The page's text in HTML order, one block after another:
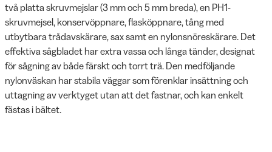
två platta skruvmejslar (3 mm och 5 mm breda), en PH1-
skruvmejsel, konservöppnare, flasköppnare, tång med
utbytbara trådavskärare, sax samt en nylonsnöreskärare. Det
effektiva sågbladet har extra vassa och långa tänder, designat
för sågning av både färskt och torrt trä. Den medföljande
nylonväskan har stabila väggar som förenklar insättning och
uttagning av verktyget utan att det fastnar, och kan enkelt
fästas i bältet.